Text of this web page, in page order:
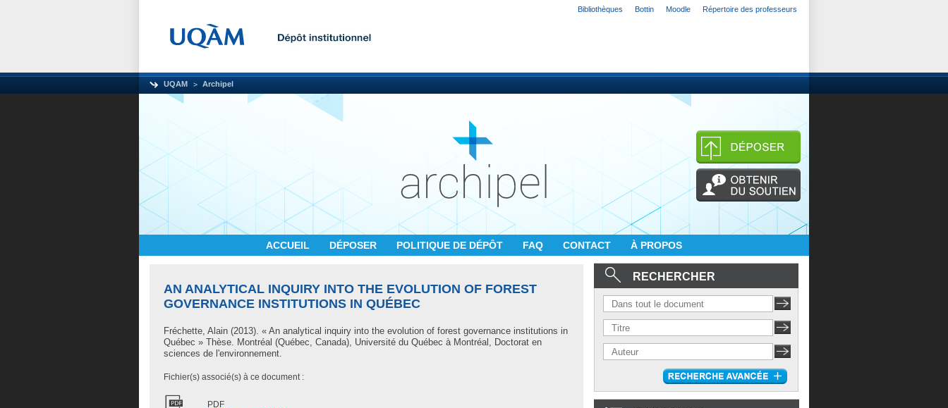
Bibliothèques Bottin Moodle Répertoire des professeurs
UQAM Archipel
ACCUEIL DÉPOSER POLITIQUE DE DÉPÔT FAQ CONTACT À PROPOS
AN ANALYTICAL INQUIRY INTO THE EVOLUTION OF FOREST
GOVERNANCE INSTITUTIONS IN QUÉBEC
Fréchette, Alain (2013). « An analytical inquiry into the evolution of forest governance institutions in
Québec » Thèse. Montréal (Québec, Canada), Université du Québec à Montréal, Doctorat en
sciences de l'environnement.
Fichier(s) associé(s) à ce document :
PDF
RECHERCHER